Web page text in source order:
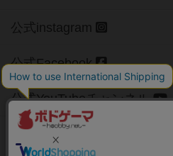
公式instagram
公式Facebook
公式YouTubeチャンネル